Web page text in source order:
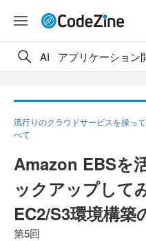
AI アプリケーション
流行りのクラウドサービスを操っ
べて
Amazon EBSを
ックアップして
EC2/S3環境構築
第5回